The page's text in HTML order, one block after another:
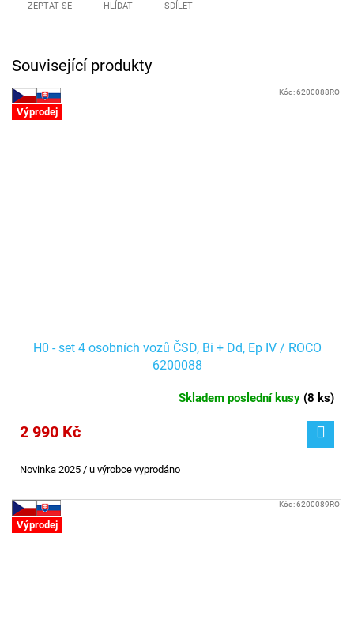
ZEPTAT SE HLÍDAT SDÍLET
Související produkty
Výprodej
H0 - set 4 osobních vozů ČSD, Bi + Dd, Ep IV / ROCO
6200088
Skladem poslední kusy (8 ks)
2 990 Kč
Novinka 2025 / u výrobce vyprodáno
Kód:6200088RO
Výprodej
Kód:6200089RO